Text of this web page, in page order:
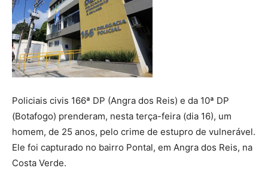
Policiais civis 166ª DP (Angra dos Reis) e da 10ª DP
(Botafogo) prenderam, nesta terça-feira (dia 16), um
homem, de 25 anos, pelo crime de estupro de vulnerável.
Ele foi capturado no bairro Pontal, em Angra dos Reis, na
Costa Verde.